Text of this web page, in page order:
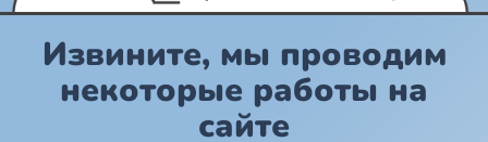
Извините, мы проводим
некоторые работы на
сайте